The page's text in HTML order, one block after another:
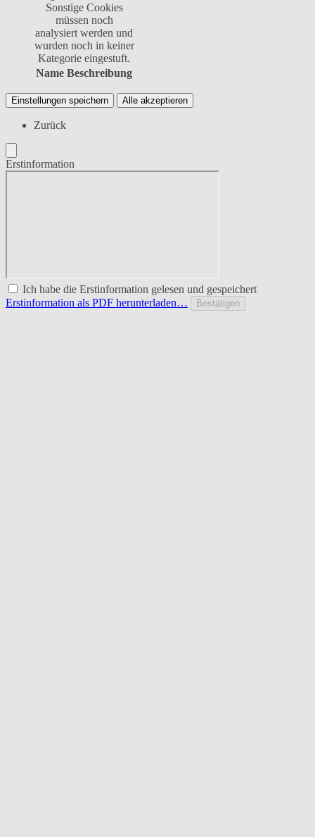
Sonstige Cookies
müssen noch
analysiert werden und
wurden noch in keiner
Kategorie eingestuft.
Name Beschreibung
Einstellungen speichern Alle akzeptieren
Zurück
Erstinformation
Ich habe die Erstinformation gelesen und gespeichert
Erstinformation als PDF herunterladen…
Bestätigen